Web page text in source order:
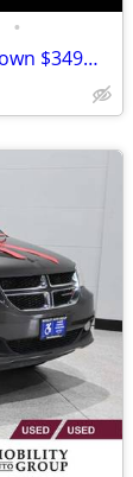
•
AWD!! 2015 Toyota Sienna XLE AWD $500Down $349mo OAC!